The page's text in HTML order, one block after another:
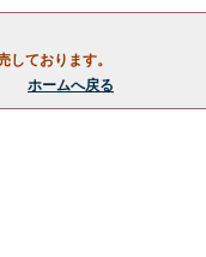
しております。
ホームへ戻る